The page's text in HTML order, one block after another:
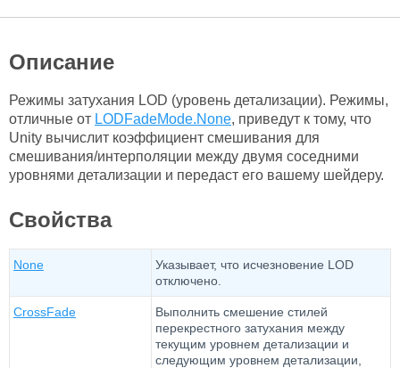
Описание
Режимы затухания LOD (уровень детализации). Режимы,
отличные от LODFadeMode.None, приведут к тому, что
Unity вычислит коэффициент смешивания для
смешивания/интерполяции между двумя соседними
уровнями детализации и передаст его вашему шейдеру.
Свойства
None
Указывает, что исчезновение LOD
отключено.
CrossFade
Выполнить смешение стилей
перекрестного затухания между
текущим уровнем детализации и
следующим уровнем детализации,